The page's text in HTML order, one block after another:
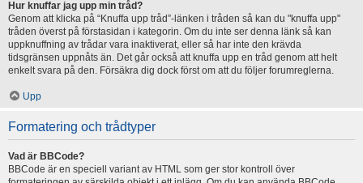
Hur knuffar jag upp min tråd?
Genom att klicka på “Knuffa upp tråd”-länken i tråden så kan du "knuffa upp"
tråden överst på förstasidan i kategorin. Om du inte ser denna länk så kan
uppknuffning av trådar vara inaktiverat, eller så har inte den krävda
tidsgränsen uppnåts än. Det går också att knuffa upp en tråd genom att helt
enkelt svara på den. Försäkra dig dock först om att du följer forumreglerna.
Upp
Formatering och trådtyper
Vad är BBCode?
BBCode är en speciell variant av HTML som ger stor kontroll över